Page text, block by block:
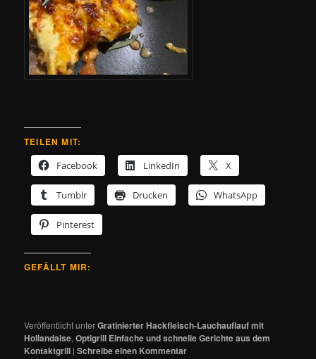
TEILEN MIT:
Facebook
LinkedIn X
Tumblr Drucken WhatsApp
Pinterest
GEFÄLLT MIR:
Veröffentlicht unterGratinierter Hackfleisch-Lauchauflauf mit
Hollandaise,Optigrill Einfache und schnelle Gerichte aus dem
Kontaktgrill |Schreibe einen Kommentar